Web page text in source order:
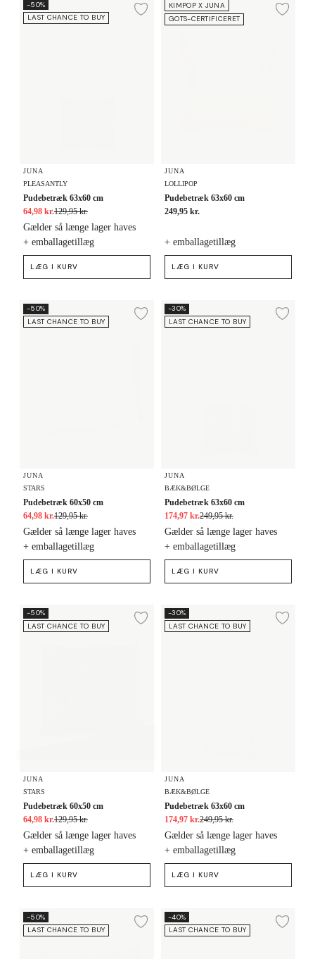
-50%
LAST CHANCE TO BUY
Tilføj til ønskeliste
JUNA
PLEASANTLY
Pudebetræk 63x60 cm
64,98 kr.129,95 kr.
+ emballagetillæg
Gælder så længe lager haves
LÆG I KURV
KIMPOP X JUNA
GOTS-CERTIFICERET
JUNA
LOLLIPOP
Pudebetræk 63x60 cm
249,95 kr.
+ emballagetillæg
LÆG I KURV
Pudebetræk 60x50 cm
-50%
LAST CHANCE TO BUY
Tilføj til ønskeliste
JUNA
STARS
Pudebetræk 60x50 cm
64,98 kr.129,95 kr.
+ emballagetillæg
Gælder så længe lager haves
LÆG I KURV
Pudebetræk 63x60 cm
-30%
LAST CHANCE TO BUY
JUNA
BÆK&BØLGE
Pudebetræk 63x60 cm
174,97 kr.249,95 kr.
+ emballagetillæg
Gælder så længe lager haves
LÆG I KURV
Pudebetræk 60x50 cm
-50%
LAST CHANCE TO BUY
Tilføj til ønskeliste
JUNA
STARS
Pudebetræk 60x50 cm
64,98 kr.129,95 kr.
+ emballagetillæg
Gælder så længe lager haves
LÆG I KURV
Pudebetræk 63x60 cm
-30%
LAST CHANCE TO BUY
JUNA
BÆK&BØLGE
Pudebetræk 63x60 cm
174,97 kr.249,95 kr.
+ emballagetillæg
Gælder så længe lager haves
LÆG I KURV
Pudebetræk 60x50 cm
-50%
LAST CHANCE TO BUY
Tilføj til ønskeliste
Pudebetræk 63x60 cm
-40%
LAST CHANCE TO BUY